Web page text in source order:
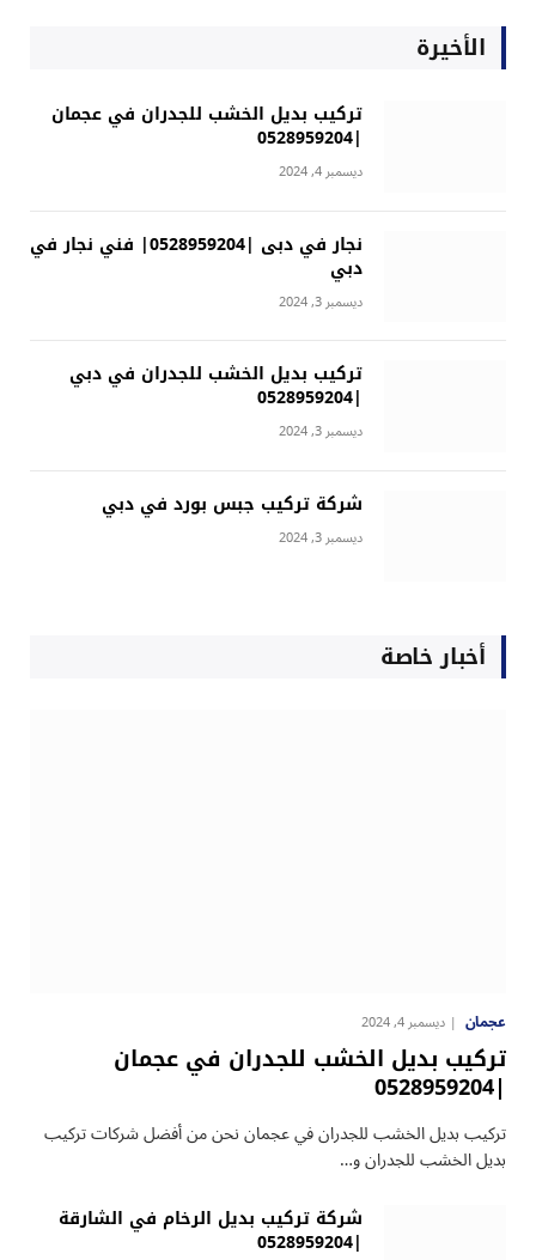
الأخيرة
تركيب بديل الخشب للجدران في عجمان
|0528959204
ديسمبر 4, 2024
نجار في دبى |0528959204| فني نجار في
دبي
ديسمبر 3, 2024
تركيب بديل الخشب للجدران في دبي
|0528959204
ديسمبر 3, 2024
شركة تركيب جبس بورد في دبي
ديسمبر 3, 2024
أخبار خاصة
عجمان ديسمبر 4, 2024
تركيب بديل الخشب للجدران في عجمان
|0528959204
تركيب بديل الخشب للجدران في عجمان نحن من أفضل شركات تركيب
بديل الخشب للجدران و…
شركة تركيب بديل الرخام في الشارقة
|0528959204